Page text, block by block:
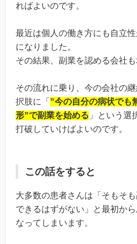
ればよいのです。
最近は個人の働き方にも自立
になりました。
その結果、副業を認める会社も
その流れに乗り、今の会社の
択肢に「 ”今の自分の病状でも
形”で副業を始める 」という選
打破していけばよいのです。
この話をすると
大多数の患者さんは「そもそ
できるはずがない」と最初か
なってしまいます。